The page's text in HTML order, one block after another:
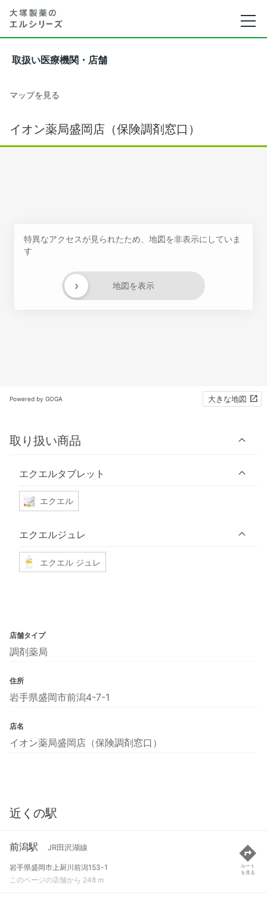
取扱い医療機関・店舗
マップを見る
イオン薬局盛岡店（保険調剤窓口）
特異なアクセスが見られたため、地図を非表示にしていま
す
地図を表示
›
Powered by GOGA 大きな地図
取り扱い商品
エクエルタブレット
エクエル
エクエルジュレ
エクエル ジュレ
店舗タイプ
調剤薬局
住所
岩手県盛岡市前潟4-7-1
店名
イオン薬局盛岡店（保険調剤窓口）
近くの駅
前潟駅 JR田沢湖線
岩手県盛岡市上厨川前潟153-1
このページの店舗から 248 m
ルート
を見る